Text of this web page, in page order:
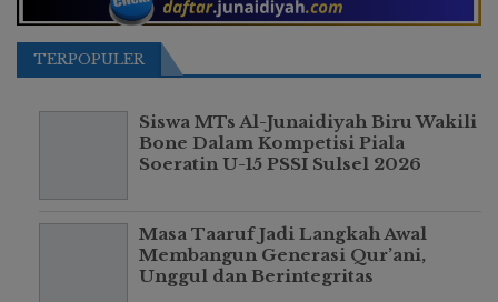
TERPOPULER
Siswa MTs Al-Junaidiyah Biru Wakili
Bone Dalam Kompetisi Piala
Soeratin U-15 PSSI Sulsel 2026
Masa Taaruf Jadi Langkah Awal
Membangun Generasi Qur’ani,
Unggul dan Berintegritas